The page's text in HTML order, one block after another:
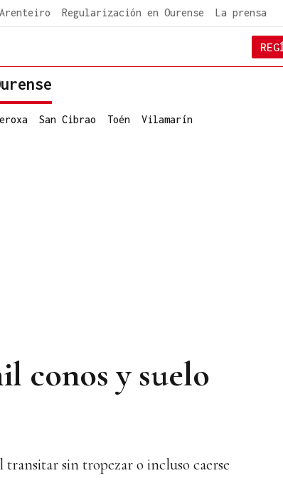
Regularización en Ourense La prensa
San Cibrao Toén Vilamarín
conos y suelo
sin tropezar o incluso caerse